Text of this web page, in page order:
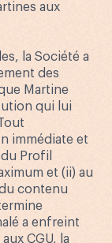
aux
la Société a
des
Martine
qui lui
immédiate et
Profil
et (ii) au
contenu
a enfreint
CGU, la